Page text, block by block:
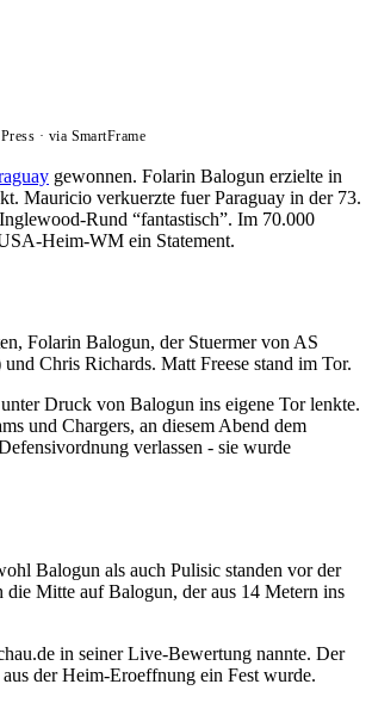
· via SmartFrame
gewonnen. Folarin Balogun erzielte in
Mauricio verkuerzte fuer Paraguay in der 73.
Rund “fantastisch”. Im 70.000
Heim-WM ein Statement.
Folarin Balogun, der Stuermer von AS
Chris Richards. Matt Freese stand im Tor.
Druck von Balogun ins eigene Tor lenkte.
und Chargers, an diesem Abend dem
verlassen - sie wurde
Balogun als auch Pulisic standen vor der
Mitte auf Balogun, der aus 14 Metern ins
in seiner Live-Bewertung nannte. Der
der Heim-Eroeffnung ein Fest wurde.